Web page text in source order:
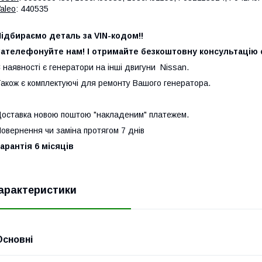
: 440535
деталь за VIN-кодом!!
нам! І отримайте безкоштовну консультацію
наявності є генератори на інші двигуни Nissan.
є комплектуючі для ремонту Вашого генератора.
новою поштою "накладеним" платежем.
чи заміна протягом 7 днів
6 місяців